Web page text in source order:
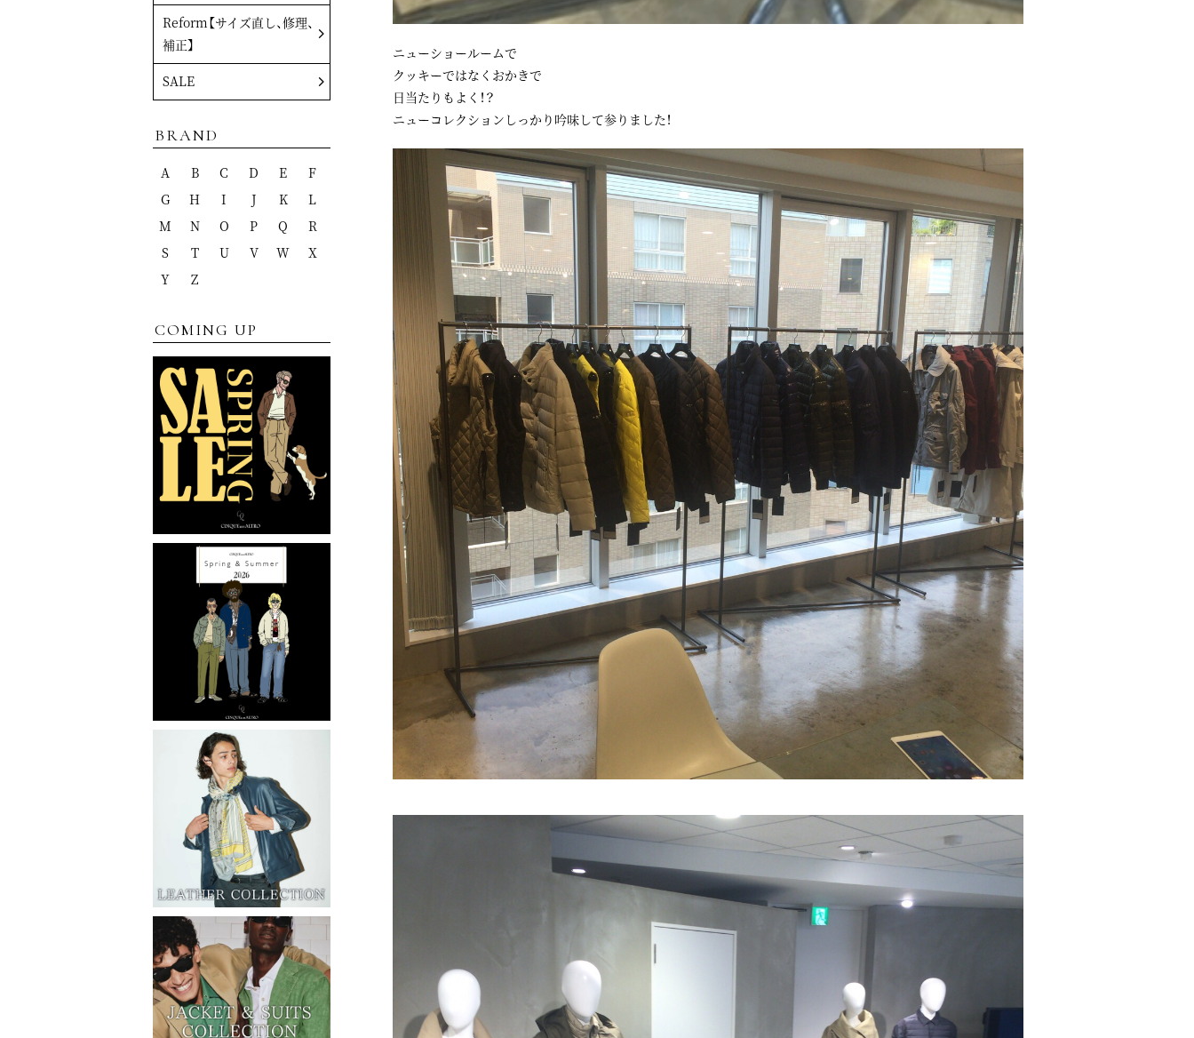
ニューショールームで
クッキーではなくおかきで
日当たりもよく！？
ニューコレクションしっかり吟味して参りました！
Reform【サイズ直し、修理、
補正】
SALE
BRAND
A B C D E
F
G
H I J K
L
M
N O P Q
R
S
T U V W
X
Y
Z
COMING UP